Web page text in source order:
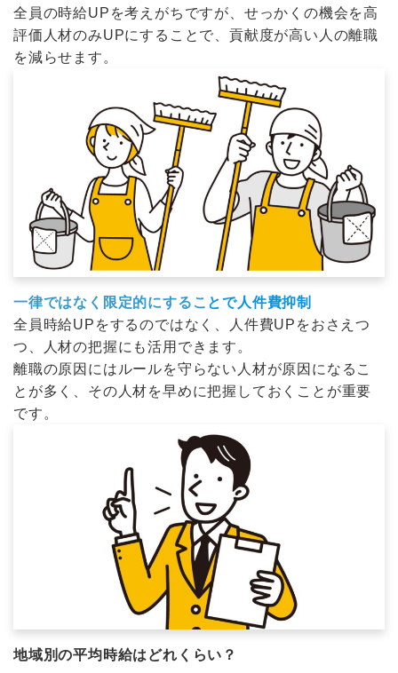
全員の時給UPを考えがちですが、せっかくの機会を高
評価人材のみUPにすることで、貢献度が高い人の離職
を減らせます。
一律ではなく限定的にするこ とで人件費抑制
全員時給UPをするのではなく、人件費UPをおさえつ
つ、人材の把握にも活用できます。
離職の原因にはルールを守らない人材が原因になるこ
とが多く、その人材を早めに把握しておくことが重要
です。
地域別の平均時給はどれくらい？